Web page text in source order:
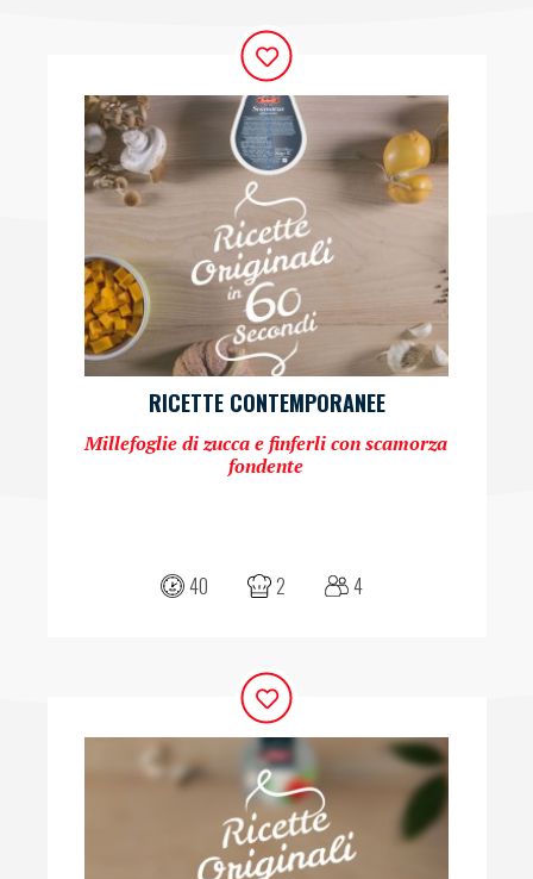
RICETTE CONTEMPORANEE
Millefoglie di zucca e finferli con scamorza
fondente
40 2 4